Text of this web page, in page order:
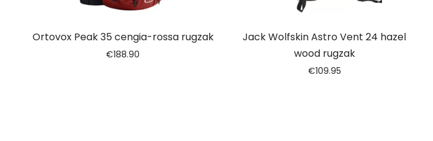
Ortovox Peak 35 cengia-rossa rugzak
€188.90
Jack Wolfskin Astro Vent 24 hazel
wood rugzak
€109.95